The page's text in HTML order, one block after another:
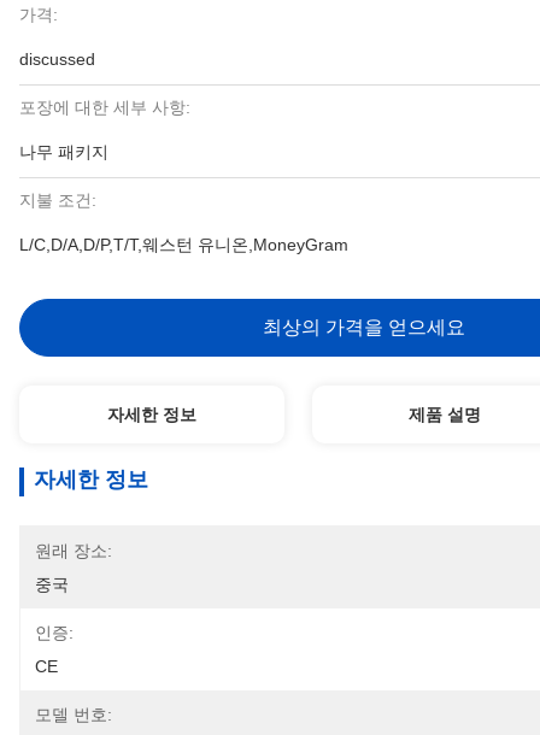
가격:
discussed
포장에 대한 세부 사항:
나무 패키지
지불 조건:
L/C,D/A,D/P,T/T,웨스턴 유니온,MoneyGram
최상의 가격을 얻으세요
자세한 정보 제품 설명
자세한 정보
원래 장소:
중국
인증:
CE
모델 번호: